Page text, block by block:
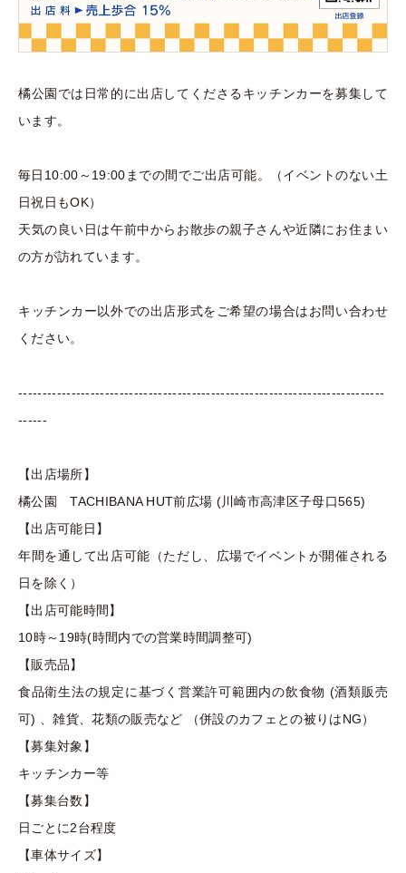
橘公園では日常的に出店してくださるキッチンカーを募集して
います。
毎日10:00～19:00までの間でご出店可能。（イベントのない土
日祝日もOK）
天気の良い日は午前中からお散歩の親子さんや近隣にお住まい
の方が訪れています。
キッチンカー以外での出店形式をご希望の場合はお問い合わせ
ください。
----------------------------------------------------------------------------
------
【出店場所】
橘公園 TACHIBANA HUT前広場 (川崎市高津区子母口565)
【出店可能日】
年間を通して出店可能（ただし、広場でイベントが開催される
日を除く）
【出店可能時間】
10時～19時(時間内での営業時間調整可)
【販売品】
食品衛生法の規定に基づく営業許可範囲内の飲食物 (酒類販売
可) 、雑貨、花類の販売など （併設のカフェとの被りはNG）
【募集対象】
キッチンカー等
【募集台数】
日ごとに2台程度
【車体サイズ】